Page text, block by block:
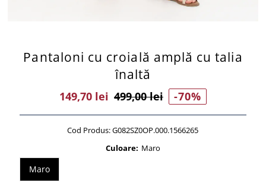
Pantaloni cu croială amplă cu talia
înaltă
Preț
149,70 lei Preț
499,00 lei -70%
Cod Produs:G082SZ0OP.000.1566265
Culoare: Maro
Maro